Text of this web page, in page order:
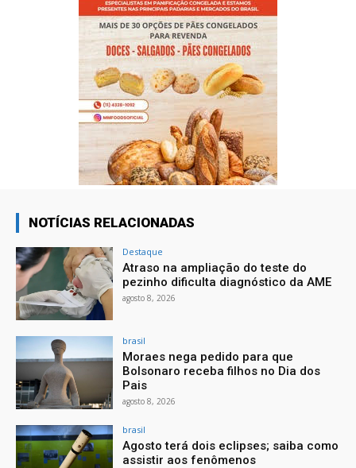
NOTÍCIAS RELACIONADAS
Destaque
Atraso na ampliação do teste do
pezinho dificulta diagnóstico da AME
agosto 8, 2026
brasil
Moraes nega pedido para que
Bolsonaro receba filhos no Dia dos
Pais
agosto 8, 2026
brasil
Agosto terá dois eclipses; saiba como
assistir aos fenômenos